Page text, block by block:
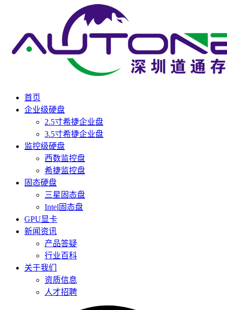
首页
企业级硬盘
2.5寸希捷企业盘
3.5寸希捷企业盘
监控级硬盘
西数监控盘
希捷监控盘
固态硬盘
三星固态盘
Intel固态盘
GPU显卡
新闻资讯
产品答疑
行业百科
关于我们
资质信息
人才招聘